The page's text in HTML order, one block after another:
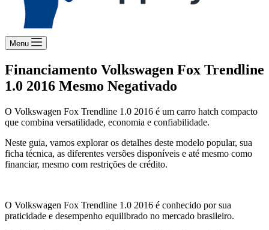
Menu
Financiamento Volkswagen Fox Trendline
1.0 2016 Mesmo Negativado
O Volkswagen Fox Trendline 1.0 2016 é um carro hatch compacto
que combina versatilidade, economia e confiabilidade.
Neste guia, vamos explorar os detalhes deste modelo popular, sua
ficha técnica, as diferentes versões disponíveis e até mesmo como
financiar, mesmo com restrições de crédito.
O Volkswagen Fox Trendline 1.0 2016 é conhecido por sua
praticidade e desempenho equilibrado no mercado brasileiro.